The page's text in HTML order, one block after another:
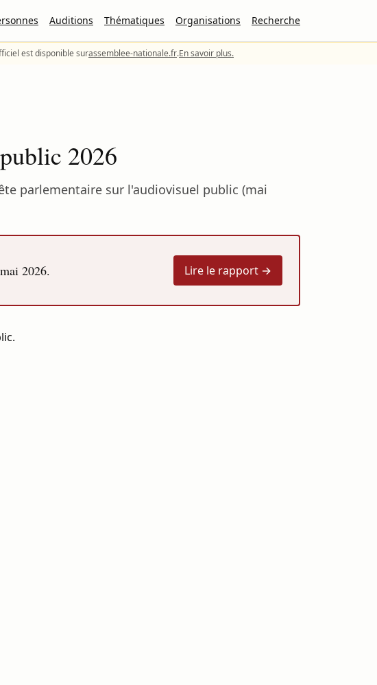
Auditions Thématiques Organisations Recherche
est disponible surassemblee-nationale.fr.En savoir plus.
2026
parlementaire sur l'audiovisuel public (mai
2026. Lire le rapport →